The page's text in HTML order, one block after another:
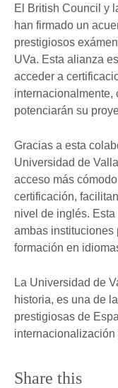
El British Council y
han firmado un
prestigiosos
UVa. Esta alianza
acceder a
internacionalmente,
potenciarán su
Gracias a esta
Universidad de
acceso más
certificación,
nivel de inglés.
ambas instituciones
formación en
La Universidad de
historia, es una de
prestigiosas de
Share this